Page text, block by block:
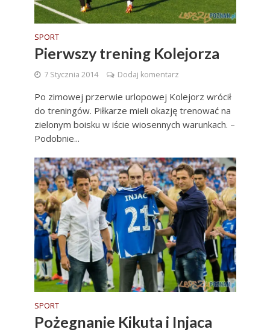
SPORT
Pierwszy trening Kolejorza
7 Stycznia 2014 Dodaj komentarz
Po zimowej przerwie urlopowej Kolejorz wrócił
do treningów. Piłkarze mieli okazję trenować na
zielonym boisku w iście wiosennych warunkach. –
Podobnie...
SPORT
Pożegnanie Kikuta i Injaca